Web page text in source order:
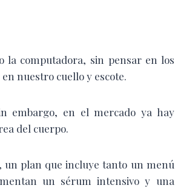
la computadora, sin pensar en los
nuestro cuello y escote.
embargo, en el mercado ya hay
del cuerpo.
, un plan que incluye tanto un menú
un sérum intensivo y una